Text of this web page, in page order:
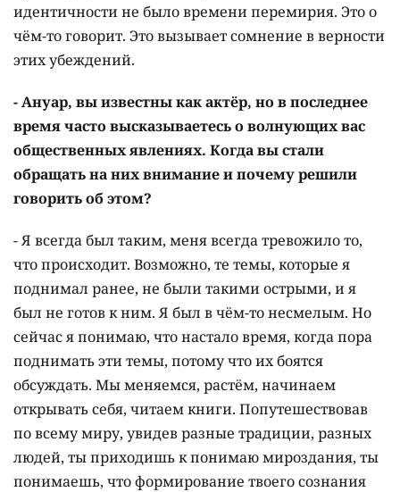
идентичности не было времени перемирия. Это о
чём-то говорит. Это вызывает сомнение в верности
этих убеждений.
- Ануар, вы известны как актёр, но в последнее
время часто высказываетесь о волнующих вас
общественных явлениях. Когда вы стали
обращать на них внимание и почему решили
говорить об этом?
- Я всегда был таким, меня всегда тревожило то,
что происходит. Возможно, те темы, которые я
поднимал ранее, не были такими острыми, и я
был не готов к ним. Я был в чём-то несмелым. Но
сейчас я понимаю, что настало время, когда пора
поднимать эти темы, потому что их боятся
обсуждать. Мы меняемся, растём, начинаем
открывать себя, читаем книги. Попутешествовав
по всему миру, увидев разные традиции, разных
людей, ты приходишь к понимаю мироздания, ты
понимаешь, что формирование твоего сознания